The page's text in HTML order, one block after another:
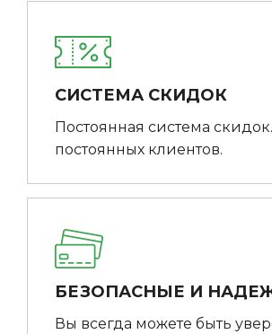
СИСТЕМА СКИДОК
Постоянная система
постоянных клиентов.
БЕЗОПАСНЫЕ И
Вы всегда можете быть